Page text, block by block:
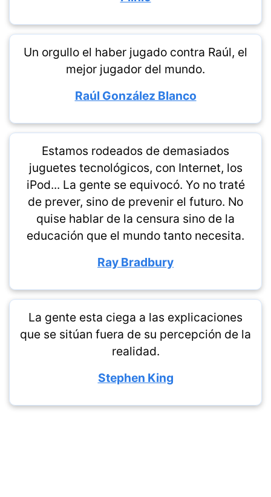
Un orgullo el haber jugado contra Raúl, el
mejor jugador del mundo.
Raúl González Blanco
Estamos rodeados de demasiados
juguetes tecnológicos, con Internet, los
iPod... La gente se equivocó. Yo no traté
de prever, sino de prevenir el futuro. No
quise hablar de la censura sino de la
educación que el mundo tanto necesita.
Ray Bradbury
La gente esta ciega a las explicaciones
que se sitúan fuera de su percepción de la
realidad.
Stephen King